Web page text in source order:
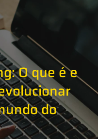
O que é e
do